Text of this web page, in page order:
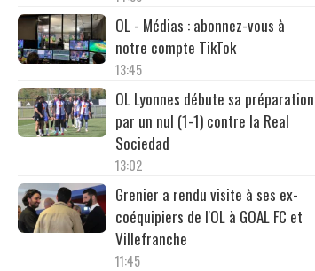
OL - Médias : abonnez-vous à
notre compte TikTok
13:45
OL Lyonnes débute sa préparation
par un nul (1-1) contre la Real
Sociedad
13:02
Grenier a rendu visite à ses ex-
coéquipiers de l'OL à GOAL FC et
Villefranche
11:45